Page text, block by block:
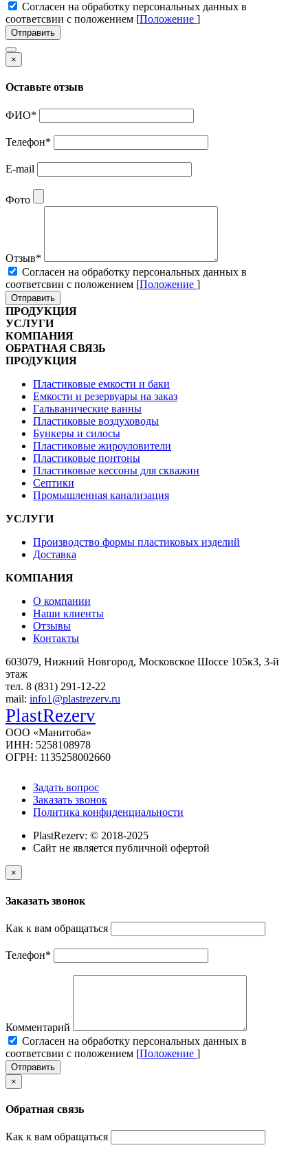
Cогласен на обработку персональных данных в
соответсвии с положением [Положение ]
Отправить
×
Оставьте отзыв
ФИО*
Телефон*
E-mail
Фото
Отзыв*
Cогласен на обработку персональных данных в
соответсвии с положением [Положение ]
Отправить
ПРОДУКЦИЯ
УСЛУГИ
КОМПАНИЯ
ОБРАТНАЯ СВЯЗЬ
ПРОДУКЦИЯ
Пластиковые емкости и баки
Емкости и резервуары на заказ
Гальванические ванны
Пластиковые воздуховоды
Бункеры и силосы
Пластиковые жироуловители
Пластиковые понтоны
Пластиковые кессоны для скважин
Септики
Промышленная канализация
УСЛУГИ
Производство формы пластиковых изделий
Доставка
КОМПАНИЯ
О компании
Наши клиенты
Отзывы
Контакты
603079, Нижний Новгород, Московское Шоссе 105к3, 3-й
этаж
тел. 8 (831) 291-12-22
mail: info1@plastrezerv.ru
PlastRezerv
ООО «Манитоба»
ИНН: 5258108978
ОГРН: 1135258002660
Задать вопрос
Заказать звонок
Политика конфиденциальности
PlastRezerv: © 2018-2025
Cайт не является публичной офертой
×
Заказать звонок
Как к вам обращаться
Телефон*
Комментарий
Cогласен на обработку персональных данных в
соответсвии с положением [Положение ]
Отправить
×
Обратная связь
Как к вам обращаться